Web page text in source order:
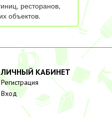
ресторанов,
объектов.
ЛИЧНЫЙ КАБИНЕТ
Регистрация
Вход